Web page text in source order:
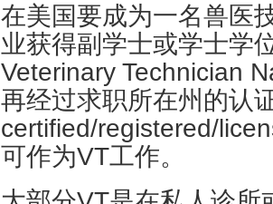
在美国要成为一名兽医
业获得副学士或学士学
Veterinary Technician
再经过求职所在州的认
certified/registered/
可作为VT工作。